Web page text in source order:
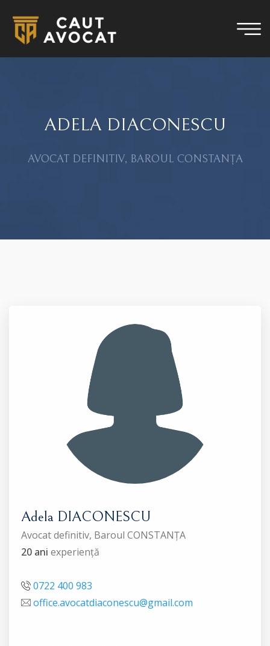
ADELA DIACONESCU
AVOCAT DEFINITIV, BAROUL CONSTANȚA
Adela DIACONESCU
Avocat definitiv, Baroul CONSTANȚA
20 ani experiență
0722 400 983
office.avocatdiaconescu@gmail.com